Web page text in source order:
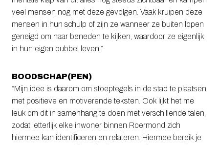
veel mensen nog met deze gevolgen. Vaak kruipen deze
mensen in hun schulp of zijn ze wanneer ze buiten lopen
geneigd om naar beneden te kijken, waardoor ze eigenlijk
in hun eigen bubbel leven.”
BOODSCHAP(PEN)
“Mijn idee is daarom om stoeptegels in de stad te plaatsen
met positieve en motiverende teksten. Ook lijkt het me
leuk om dit in samenhang te doen met verschillende talen,
zodat letterlijk elke inwoner binnen Roermond zich
hiermee kan identificeren en relateren. Hiermee bereik je